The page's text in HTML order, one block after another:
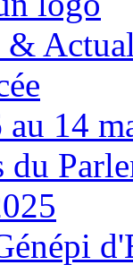
&
14
du